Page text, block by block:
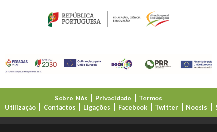
Sobre Nós Privacidade
Termos
Utilização
Contactos Ligações Facebook Twitter Noesis